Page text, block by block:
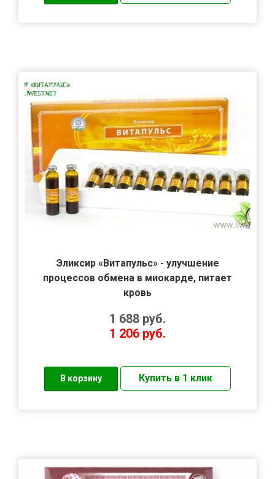
Эликсир «Витапульс» - улучшение
процессов обмена в миокарде, питает
кровь
1 688 руб.
1 206 руб.